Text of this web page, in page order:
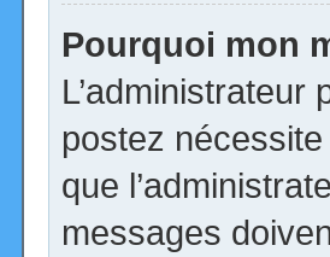
Pourquoi mon
postez
que
messages